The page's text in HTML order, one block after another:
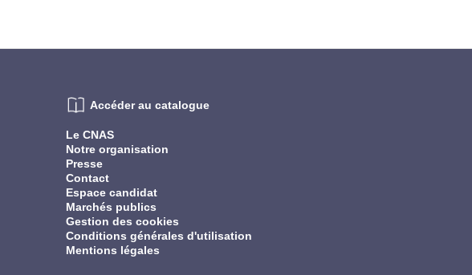
Le CNAS
Notre organisation
Presse
Contact
Espace candidat
Marchés publics
Gestion des cookies
Conditions générales d'utilisation
Mentions légales
Accéder au catalogue